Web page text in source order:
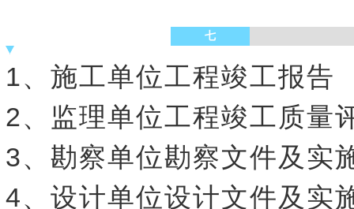
七
1、施工单位工程竣工报告
2、监理单位工程竣工质量
3、勘察单位勘察文件及实
4、设计单位设计文件及实